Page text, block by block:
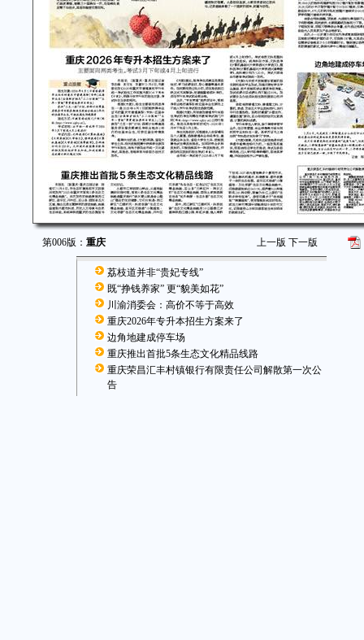
第006版： 重庆 上一版 下一版
荔枝道并非“贵妃专线”
既“挣钱养家” 更“貌美如花”
川渝消委会：高价不等于高效
重庆2026年专升本招生方案来了
边角地建成停车场
重庆推出首批5条生态文化精品线路
重庆荣昌汇丰村镇银行有限责任公司解散第一次公
告